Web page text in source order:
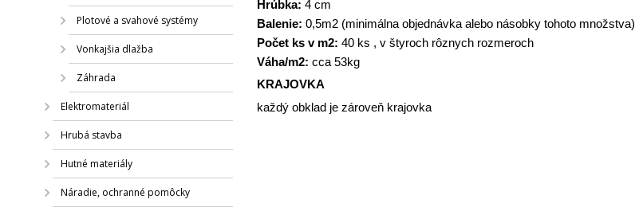
Plotové a svahové systémy
Vonkajšia dlažba
Záhrada
Elektromateriál
Hrubá stavba
Hutné materiály
Náradie, ochranné pomôcky
Hrúbka: 4 cm
Balenie: 0,5m2 (minimálna objednávka alebo násobky tohoto množstva)
Počet ks v m2: 40 ks , v štyroch rôznych rozmeroch
Váha/m2: cca 53kg
KRAJOVKA
každý obklad je zároveň krajovka